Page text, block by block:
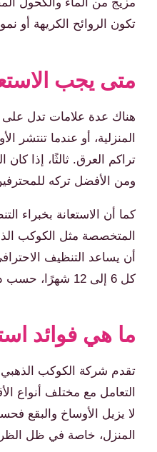
تكون الروائح الكريهة أو
متى يجب
هناك عدة علامات تدل على
المنزلية، أو عندما
تراكم العرق. ثالثًا، إذا
ومن الأفضل تركه
كما أن الاستعانة بخبراء
المتخصصة مثل الكوكب
أن يساعد التنظيف
كل 6 إلى 12 شهرًا، حسب درجة الاستخدام ونوعية الأقمشة، لضمان الحفاظ على الكنب في أفضل حالاته.
ما هي فوائد
تقدم شركة الكوكب الذهبي
التعامل مع مختلف أنواع
المنزل، خاصة في ظل